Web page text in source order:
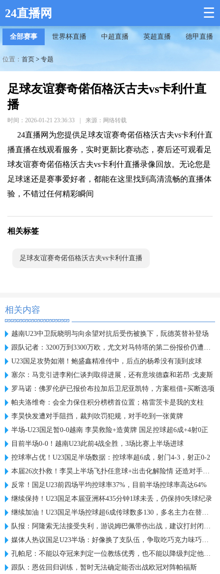
24直播网 ☰
全部赛事 世界杯直播 中超直播 英超直播 德甲直播
位置： 首页 > 专题
足球友谊赛奇偌佰格沃古夫vs卡利什直
播
时间：2026-01-21 23:36:33 来源：网络转载
24直播网为您提供足球友谊赛奇偌佰格沃古夫vs卡利什直
播直播在线观看服务，实时更新比赛动态，赛后还可观看足
球友谊赛奇偌佰格沃古夫vs卡利什直播录像回放。无论您是
足球迷还是赛事爱好者，都能在这里找到高清流畅的直播体
验，不错过任何精彩瞬间
相关标签
足球友谊赛奇偌佰格沃古夫vs卡利什直播
相关内容
越南U23中卫阮晓明与向余望对抗后受伤被换下，阮德英替补登场
跟队记者：3200万到3300万欧，尤文对马特塔的第二份报价仍遭拒绝
U23国足攻势如潮！鲍盛鑫精准传中，后点的杨希没有顶到皮球
塞尔：马竞引进李刚仁谈判取得进展，还有意埃德森和若昂·戈麦斯
罗马诺：佛罗伦萨已报价布拉加后卫尼亚凯特，方案租借+买断选项
帕夫洛维奇：会全力保住积分榜榜首位置；格雷茨卡是我的支柱
李昊快发遭对手阻挡，裁判吹罚犯规，对手吃到一张黄牌
半场-U23国足暂0-0越南 李昊救险+造黄牌 国足控球超6成+4射0正
目前半场0-0！越南U23此前4战全胜，3场比赛上半场进球
控球率占优！U23国足半场数据：控球率超6成，射门4-3，射正0-2
本届26次扑救！李昊上半场飞扑任意球+出击化解险情 还造对手一黄
反常！国足U23前四场平均控球率37%，目前半场控球率高达64%
继续保持！U23国足本届亚洲杯435分钟1球未丢，仍保持0失球纪录
继续加油！U23国足半场控球超6成传球数多130，多名主力在替补席
队报：阿隆索无法接受失利，游说姆巴佩带伤出战，建议打封闭被拒
媒体人热议国足U23半场：好像换了支队伍，争取吃巧克力味巧克力
孔帕尼：不能以夺冠来判定一位教练优秀，也不能以降级判定他糟糕
跟队：恩佐回归训练，暂时无法确定能否出战欧冠对阵帕福斯